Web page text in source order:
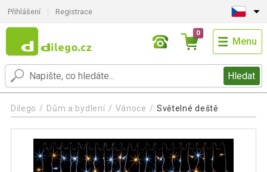
Přihlášení Registrace
Hledat
0
Menu
Dilego Dům a bydlení Vánoce Světelné deště